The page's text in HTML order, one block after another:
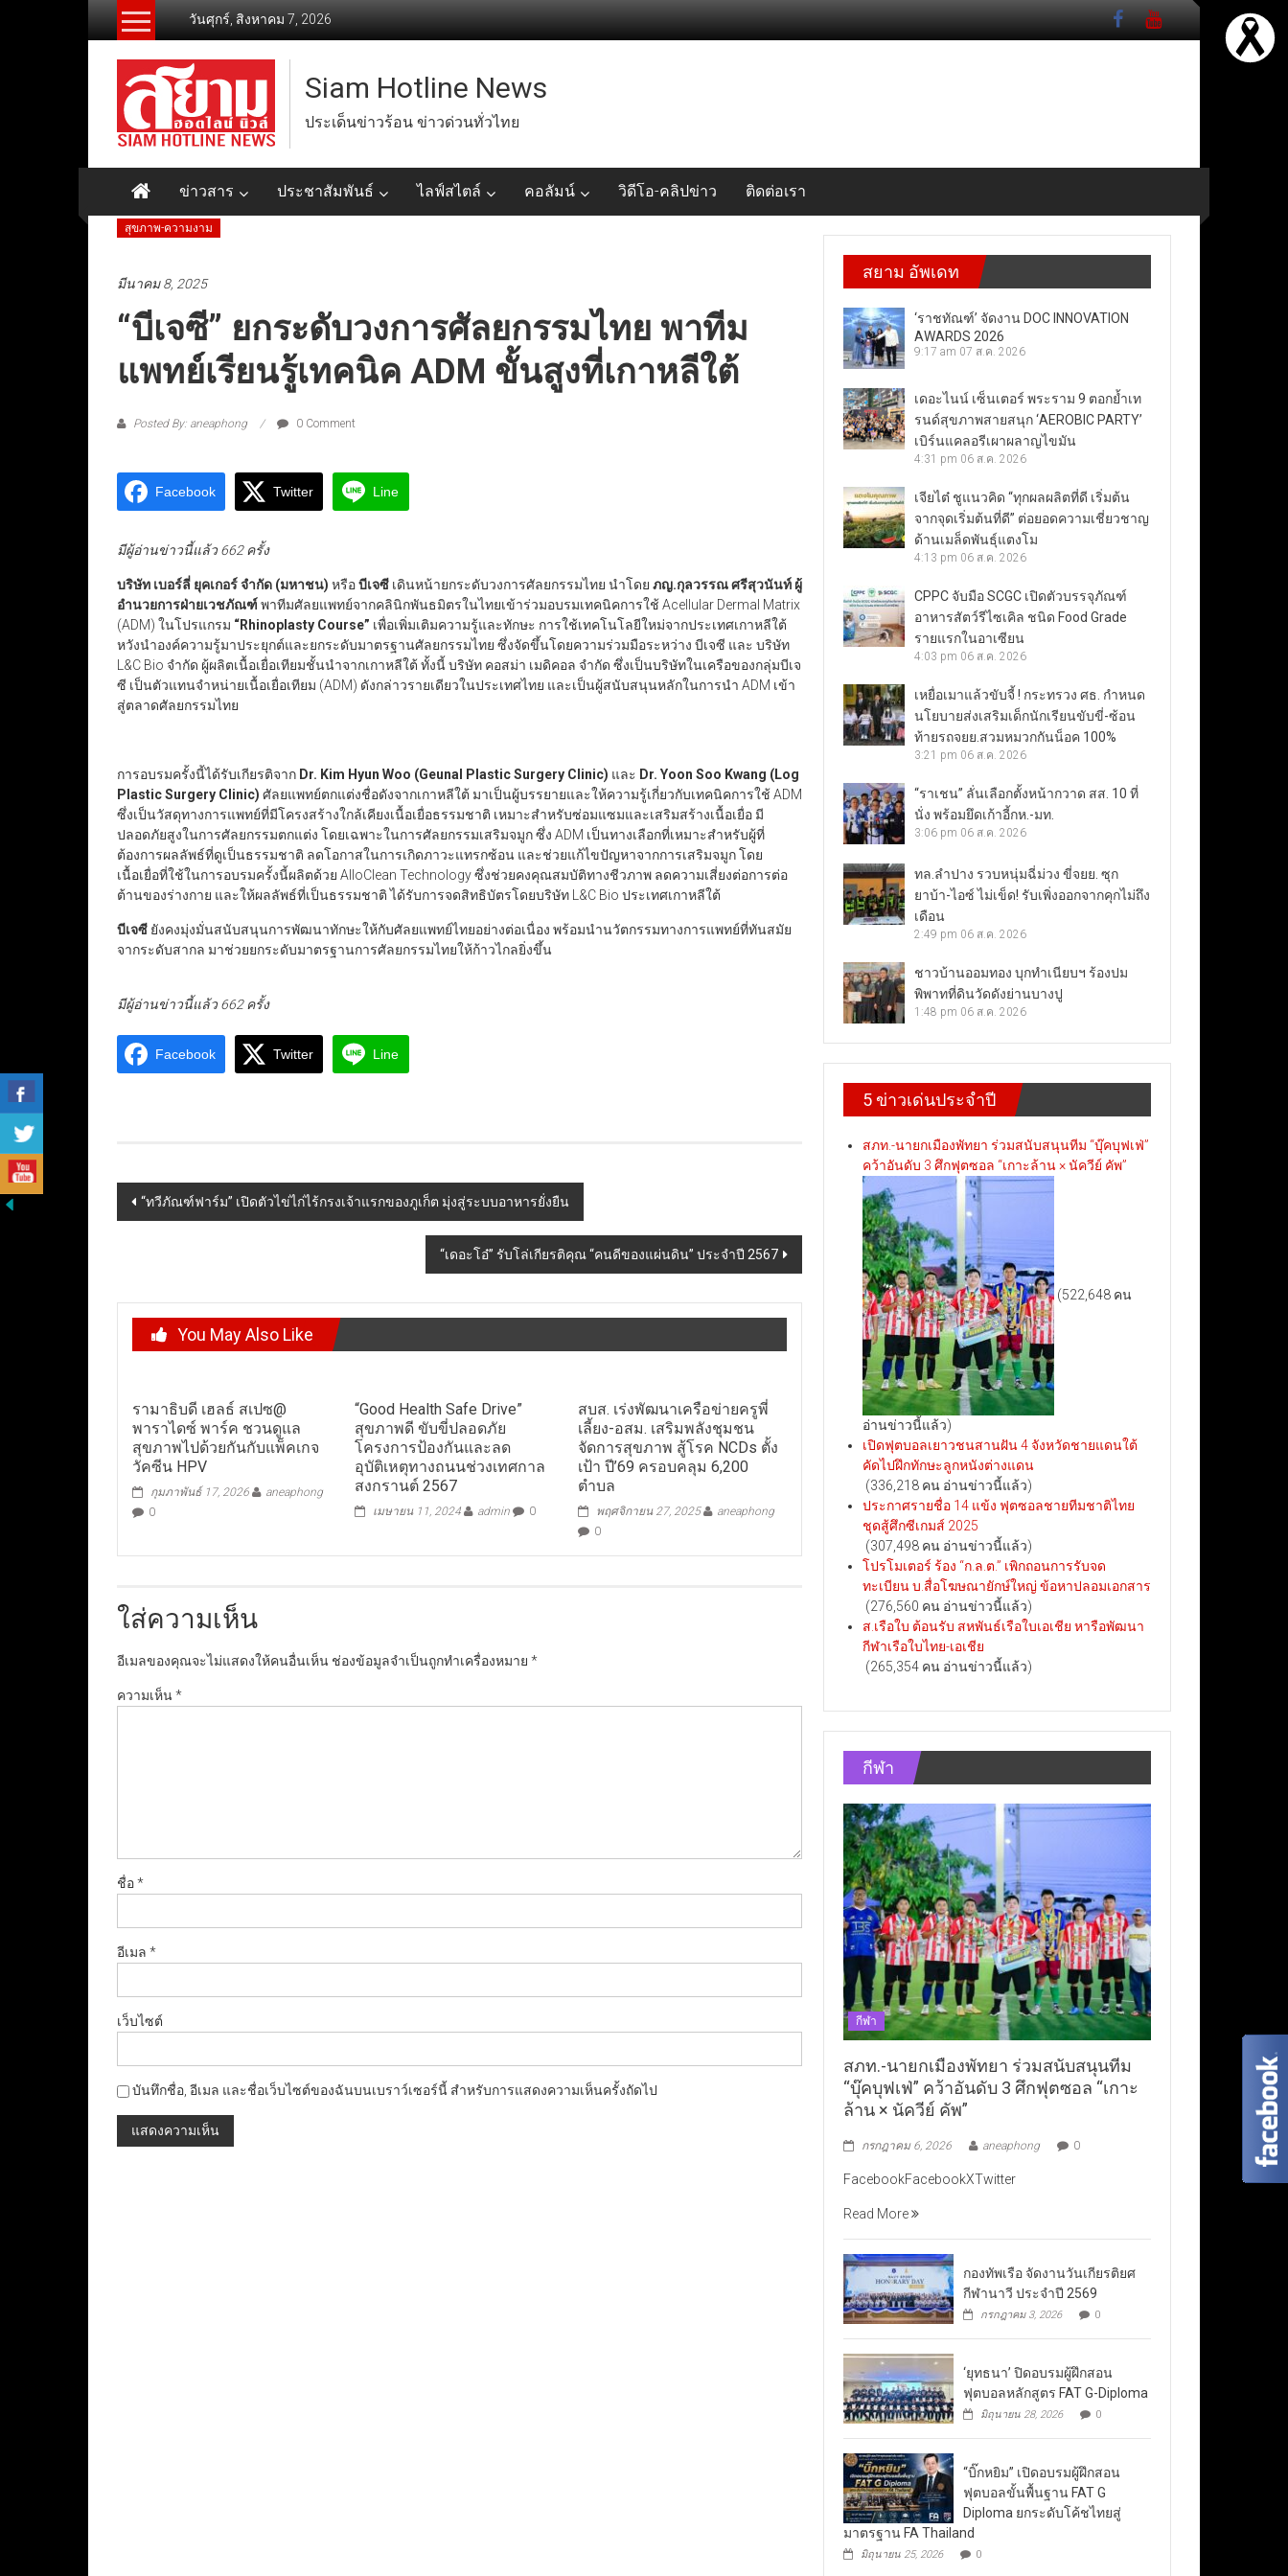
วันศุกร์, สิงหาคม 7, 2026
Siam Hotline News
ประเด็นข่าวร้อน ข่าวด่วนทั่วไทย
ข่าวสาร ประชาสัมพันธ์ ไลฟ์สไตล์ คอลัมน์ วิดีโอ-คลิปข่าว ติดต่อเรา
สุขภาพ-ความงาม
มีนาคม 8, 2025
“บีเจซี” ยกระดับวงการศัลยกรรมไทย พาทีม
แพทย์เรียนรู้เทคนิค ADM ขั้นสูงที่เกาหลีใต้
Posted By: aneaphong 0 Comment
Facebook Twitter Line
มีผู้อ่านข่าวนี้แล้ว 662 ครั้ง
บริษัท เบอร์ลี่ ยุคเกอร์ จำกัด (มหาชน) หรือบีเจซี เดินหน้ายกระดับวงการศัลยกรรมไทย นำโดย ภญ.กุลวรรณ ศรีสุวนันท์ ผู้
อำนวยการฝ่ายเวชภัณฑ์ พาทีมศัลยแพทย์จากคลินิกพันธมิตรในไทยเข้าร่วมอบรมเทคนิคการใช้ Acellular Dermal Matrix
(ADM) ในโปรแกรม “Rhinoplasty Course” เพื่อเพิ่มเติมความรู้และทักษะ การใช้เทคโนโลยีใหม่จากประเทศเกาหลีใต้
หวังนำองค์ความรู้มาประยุกต์และยกระดับมาตรฐานศัลยกรรมไทย ซึ่งจัดขึ้นโดยความร่วมมือระหว่าง บีเจซี และ บริษัท
L&C Bio จำกัด ผู้ผลิตเนื้อเยื่อเทียมชั้นนำจากเกาหลีใต้ ทั้งนี้ บริษัท คอสม่า เมดิคอล จำกัด ซึ่งเป็นบริษัทในเครือของกลุ่มบีเจ
ซี เป็นตัวแทนจำหน่ายเนื้อเยื่อเทียม (ADM) ดังกล่าวรายเดียวในประเทศไทย และเป็นผู้สนับสนุนหลักในการนำ ADM เข้า
สู่ตลาดศัลยกรรมไทย
การอบรมครั้งนี้ได้รับเกียรติจาก Dr. Kim Hyun Woo (Geunal Plastic Surgery Clinic) และ Dr. Yoon Soo Kwang (Log
Plastic Surgery Clinic) ศัลยแพทย์ตกแต่งชื่อดังจากเกาหลีใต้ มาเป็นผู้บรรยายและให้ความรู้เกี่ยวกับเทคนิคการใช้ ADM
ซึ่งเป็นวัสดุทางการแพทย์ที่มีโครงสร้างใกล้เคียงเนื้อเยื่อธรรมชาติ เหมาะสำหรับซ่อมแซมและเสริมสร้างเนื้อเยื่อ มี
ปลอดภัยสูงในการศัลยกรรมตกแต่ง โดยเฉพาะในการศัลยกรรมเสริมจมูก ซึ่ง ADM เป็นทางเลือกที่เหมาะสำหรับผู้ที่
ต้องการผลลัพธ์ที่ดูเป็นธรรมชาติ ลดโอกาสในการเกิดภาวะแทรกซ้อน และช่วยแก้ไขปัญหาจากการเสริมจมูก โดย
เนื้อเยื่อที่ใช้ในการอบรมครั้งนี้ผลิตด้วย AlloClean Technology ซึ่งช่วยคงคุณสมบัติทางชีวภาพ ลดความเสี่ยงต่อการต่อ
ต้านของร่างกาย และให้ผลลัพธ์ที่เป็นธรรมชาติ ได้รับการจดสิทธิบัตรโดยบริษัท L&C Bio ประเทศเกาหลีใต้
บีเจซี ยังคงมุ่งมั่นสนับสนุนการพัฒนาทักษะให้กับศัลยแพทย์ไทยอย่างต่อเนื่อง พร้อมนำนวัตกรรมทางการแพทย์ที่ทันสมัย
จากระดับสากล มาช่วยยกระดับมาตรฐานการศัลยกรรมไทยให้ก้าวไกลยิ่งขึ้น
มีผู้อ่านข่าวนี้แล้ว 662 ครั้ง
Facebook Twitter Line
Post
“ทวีภัณฑ์ฟาร์ม” เปิดตัวไข่ไก่ไร้กรงเจ้าแรกของภูเก็ต มุ่งสู่ระบบอาหารยั่งยืน
“เดอะโอ๋” รับโล่เกียรติคุณ “คนดีของแผ่นดิน” ประจำปี 2567
You May Also Like
รามาธิบดี เฮลธ์ สเปซ@
พาราไดซ์ พาร์ค ชวนดูแล
สุขภาพไปด้วยกันกับแพ็คเกจ
วัคซีน HPV
กุมภาพันธ์ 17, 2026
aneaphong
0
“Good Health Safe Drive”
สุขภาพดี ขับขี่ปลอดภัย
โครงการป้องกันและลด
อุบัติเหตุทางถนนช่วงเทศกาล
สงกรานต์ 2567
เมษายน 11, 2024 admin 0
สบส. เร่งพัฒนาเครือข่ายครูพี่
เลี้ยง-อสม. เสริมพลังชุมชน
จัดการสุขภาพ สู้โรค NCDs ตั้ง
เป้า ปี’69 ครอบคลุม 6,200
ตำบล
พฤศจิกายน 27, 2025
aneaphong
0
ใส่ความเห็น
อีเมลของคุณจะไม่แสดงให้คนอื่นเห็น ช่องข้อมูลจำเป็นถูกทำเครื่องหมาย *
ความเห็น*
ชื่อ*
อีเมล *
เว็บไซต์
บันทึกชื่อ, อีเมล และชื่อเว็บไซต์ของฉันบนเบราว์เซอร์นี้ สำหรับการแสดงความเห็นครั้งถัดไป
สยาม อัพเดท
‘ราชทัณฑ์’ จัดงาน DOC INNOVATION
AWARDS 2026
9:17 am 07 ส.ค. 2026
เดอะไนน์ เซ็นเตอร์ พระราม 9 ตอกย้ำเท
รนด์สุขภาพสายสนุก ‘AEROBIC PARTY’
เบิร์นแคลอรีเผาผลาญไขมัน
4:31 pm 06 ส.ค. 2026
เจียไต๋ ชูแนวคิด “ทุกผลผลิตที่ดี เริ่มต้น
จากจุดเริ่มต้นที่ดี” ต่อยอดความเชี่ยวชาญ
ด้านเมล็ดพันธุ์แตงโม
4:13 pm 06 ส.ค. 2026
CPPC จับมือ SCGC เปิดตัวบรรจุภัณฑ์
อาหารสัตว์รีไซเคิล ชนิด Food Grade
รายแรกในอาเซียน
4:03 pm 06 ส.ค. 2026
เหยื่อเมาแล้วขับจี้ ! กระทรวง ศธ. กำหนด
นโยบายส่งเสริมเด็กนักเรียนขับขี่-ซ้อน
ท้ายรถจยย.สวมหมวกกันน็อค 100%
3:21 pm 06 ส.ค. 2026
“ราเชน” ลั่นเลือกตั้งหน้ากวาด สส. 10 ที่
นั่ง พร้อมยึดเก้าอี้กห.-มท.
3:06 pm 06 ส.ค. 2026
ทล.ลำปาง รวบหนุ่มฉี่ม่วง ขี่จยย. ซุก
ยาบ้า-ไอซ์ ไม่เข็ด! รับเพิ่งออกจากคุกไม่ถึง
เดือน
2:49 pm 06 ส.ค. 2026
ชาวบ้านออมทอง บุกทำเนียบฯ ร้องปม
พิพาทที่ดินวัดดังย่านบางปู
1:48 pm 06 ส.ค. 2026
5 ข่าวเด่นประจำปี
สภท.-นายกเมืองพัทยา ร่วมสนับสนุนทีม “บุ๊คบุฟเฟ่”
คว้าอันดับ 3 ศึกฟุตซอล “เกาะล้าน × นัควีย์ คัพ”
(522,648 คน
อ่านข่าวนี้แล้ว)
เปิดฟุตบอลเยาวชนสานฝัน 4 จังหวัดชายแดนใต้
คัดไปฝึกทักษะลูกหนังต่างแดน
(336,218 คน อ่านข่าวนี้แล้ว)
ประกาศรายชื่อ 14 แข้ง ฟุตซอลชายทีมชาติไทย
ชุดสู้ศึกซีเกมส์ 2025
(307,498 คน อ่านข่าวนี้แล้ว)
โปรโมเตอร์ ร้อง “ก.ล.ต.” เพิกถอนการรับจด
ทะเบียน บ.สื่อโฆษณายักษ์ใหญ่ ข้อหาปลอมเอกสาร
(276,560 คน อ่านข่าวนี้แล้ว)
ส.เรือใบ ต้อนรับ สหพันธ์เรือใบเอเชีย หารือพัฒนา
กีฬาเรือใบไทย-เอเชีย
(265,354 คน อ่านข่าวนี้แล้ว)
กีฬา
กีฬา
สภท.-นายกเมืองพัทยา ร่วมสนับสนุนทีม
“บุ๊คบุฟเฟ่” คว้าอันดับ 3 ศึกฟุตซอล “เกาะ
ล้าน × นัควีย์ คัพ”
กรกฎาคม 6, 2026 aneaphong 0
FacebookFacebookXTwitter
Read More
กองทัพเรือ จัดงานวันเกียรติยศ
กีฬานาวี ประจำปี 2569
กรกฎาคม 3, 2026 0
‘ยุทธนา’ ปิดอบรมผู้ฝึกสอน
ฟุตบอลหลักสูตร FAT G-Diploma
มิถุนายน 28, 2026 0
“บิ๊กหยิม” เปิดอบรมผู้ฝึกสอน
ฟุตบอลขั้นพื้นฐาน FAT G
Diploma ยกระดับโค้ชไทยสู่
มาตรฐาน FA Thailand
มิถุนายน 25, 2026 0